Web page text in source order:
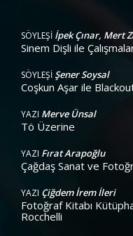
SÖYLEŞİ İpek Çınar, Mert
Sinem Dişli ile
SÖYLEŞİŞener Soysal
Coşkun Aşar ile
YAZI Merve Ünsal
Tö Üzerine
YAZI Fırat Arapoğlu
Çağdaş Sanat ve
YAZI Çiğdem İrem İleri
Fotoğraf Kitabı
Rocchelli